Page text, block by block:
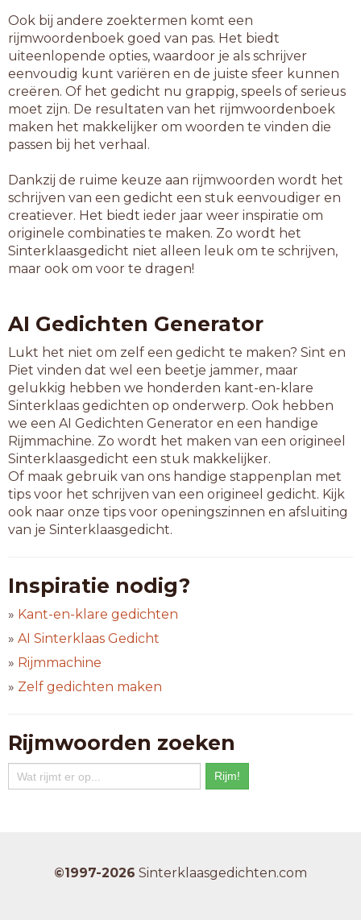
rupsvoertuig
salonrijtuig
spoorrijtuig
vooroverbuig
zeilvaartuig
13-letterwoorden
bagagerijtuig
blusvliegtuig
graafwerktuig
legervoertuig
lijnvliegtuig
loodsvaartuig
luchtvaartuig
postvliegtuig
rampvliegtuig
stoomvaartuig
tankvliegtuig
14-letterwoorden
binnenvaartuig
folterwerktuig
jachtvliegtuig
legervliegtuig
marinevaartuig
martelwerktuig
modelvliegtuig
raketvliegtuig
ruimtevaartuig
sportvliegtuig
spraakwerktuig
stuntvliegtuig
watervliegtuig
zakenvliegtuig
15-letterwoorden
amfibievoertuig
beroepsvaartuig
burgervliegtuig
ruimtevliegtuig
Ook bij andere zoektermen komt een
rijmwoordenboek goed van pas. Het biedt
uiteenlopende opties, waardoor je als schrijver
eenvoudig kunt variëren en de juiste sfeer kunnen
creëren. Of het gedicht nu grappig, speels of serieus
moet zijn. De resultaten van het rijmwoordenboek
maken het makkelijker om woorden te vinden die
passen bij het verhaal.
Dankzij de ruime keuze aan rijmwoorden wordt het
schrijven van een gedicht een stuk eenvoudiger en
creatiever. Het biedt ieder jaar weer inspiratie om
originele combinaties te maken. Zo wordt het
Sinterklaasgedicht niet alleen leuk om te schrijven,
maar ook om voor te dragen!
AI Gedichten Generator
Lukt het niet om zelf een gedicht te maken? Sint en
Piet vinden dat wel een beetje jammer, maar
gelukkig hebben we honderden kant-en-klare
Sinterklaas gedichten op onderwerp. Ook hebben
we een AI Gedichten Generator en een handige
Rijmmachine. Zo wordt het maken van een origineel
Sinterklaasgedicht een stuk makkelijker.
Of maak gebruik van ons handige stappenplan met
tips voor het schrijven van een origineel gedicht. Kijk
ook naar onze tips voor openingszinnen en afsluiting
van je Sinterklaasgedicht.
Inspiratie nodig?
» Kant-en-klare gedichten
» AI Sinterklaas Gedicht
» Rijmmachine
» Zelf gedichten maken
Rijmwoorden zoeken
©1997-2026 Sinterklaasgedichten.com